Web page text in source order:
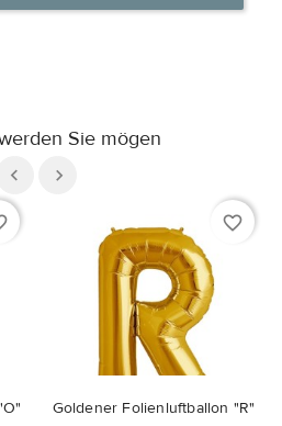
Sie mögen
favorite_border
Goldener Folienluftballon "R"